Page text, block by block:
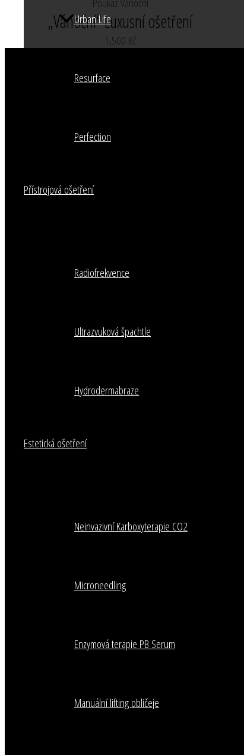
Urban Life
Resurface
Perfection
Přístrojová ošetření
Radiofrekvence
Ultrazvuková špachtle
Hydrodermabraze
Estetická ošetření
Neinvazivní Karboxyterapie CO2
Microneedling
Enzymová terapie PB Serum
Manuální lifting obličeje
„Vánoční“ Luxusní ošetření
1,500 Kč